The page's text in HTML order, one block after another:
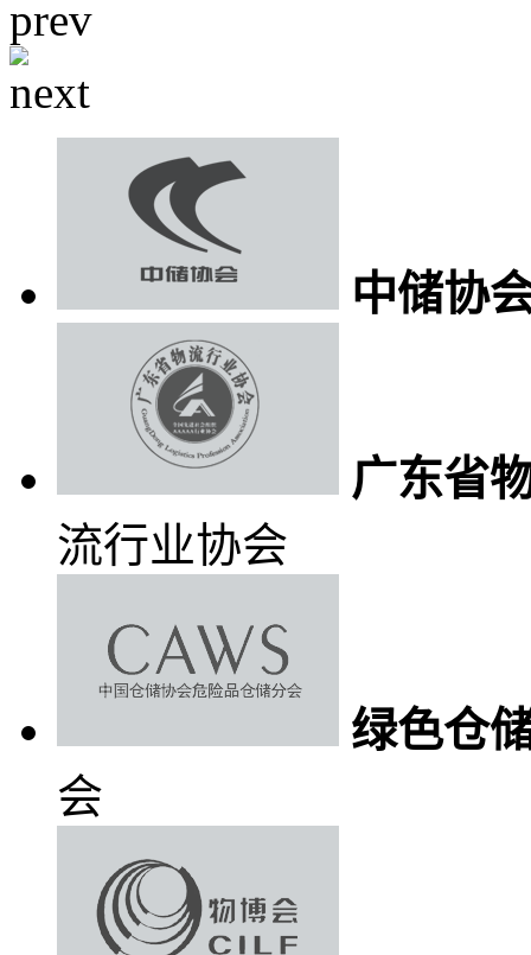
中储协
广东省
流行业协会
绿色仓
会